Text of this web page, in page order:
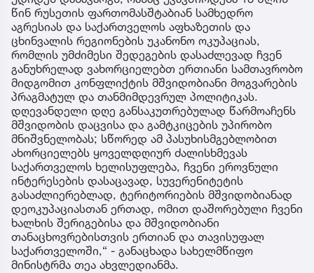
წინ რუსეთის ფართომასშტაბიან სამხედრო
აგრესიას და საქართველოს აფხაზეთის და
ცხინვალის რეგიონების უკანონო ოკუპაციას,
რომლის უმძიმესი შედეგების დასაძლევად ჩვენ
განუხრელად ვახორციელებთ ერთიანი სამთავრობო
მიდგომით კონფლიქტის მშვიდობიანი მოგვარების
პრაგმატულ და თანმიმდევრულ პოლიტიკას.
დღევანდელი დღე განსაკუთრებულად წარმოაჩენს
მშვიდობის დაცვისა და გამტკიცების უპირობო
მნიშვნელობას; სწორედ ამ პასუხისმგებლობით
ახორციელებს ყოველდღიურ ძალისხმევას
საქართველოს ხელისუფლება, ჩვენი ეროვნული
ინტერესების დასაცავად, სუვერენიტეტის
გასაძლიერებლად, ტერიტორიების მშვიდობიანად
დეოკუპაციასთან ერთად, ომით დაშორებული ჩვენი
ხალხის შერიგებისა და მშვიდობიანი
თანაცხოვრებისთვის ერთიან და თავისუფალ
საქართველოში,“ - განაცხადა სახელმწიფო
მინისტრმა თეა ახვლედიანმა.